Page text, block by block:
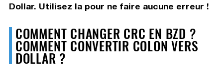
Dollar. Utilisez la pour ne faire aucune erreur !
COMMENT CHANGER CRC EN BZD ?
COMMENT CONVERTIR COLON VERS
DOLLAR ?